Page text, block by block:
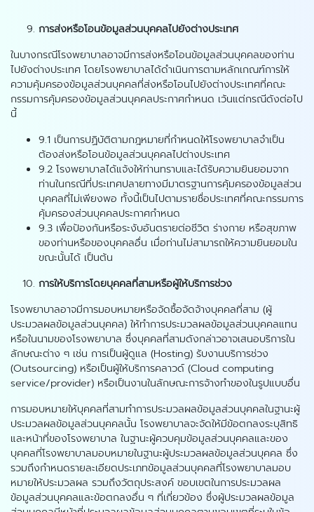
การส่งหรือโอนข้อมูลส่วนบุคคลไปยังต่างประเทศ
ในบางกรณีโรงพยาบาลอาจมีการส่งหรือโอนข้อมูลส่วนบุคคลของท่าน
ไปยังต่างประเทศ โดยโรงพยาบาลได้ดำเนินการตามหลักเกณฑ์การให้
ความคุ้มครองข้อมูลส่วนบุคคลที่ส่งหรือโอนไปยังต่างประเทศที่คณะ
กรรมการคุ้มครองข้อมูลส่วนบุคคลประกาศกำหนด เว้นแต่กรณีดังต่อไป
นี้
9.1 เป็นการปฏิบัติตามกฎหมายที่กำหนดให้โรงพยาบาลจำเป็น
ต้องส่งหรือโอนข้อมูลส่วนบุคคลไปต่างประเทศ
9.2 โรงพยาบาลได้แจ้งให้ท่านทราบและได้รับความยินยอมจาก
ท่านในกรณีที่ประเทศปลายทางมีมาตรฐานการคุ้มครองข้อมูลส่วน
บุคคลที่ไม่เพียงพอ ทั้งนี้เป็นไปตามรายชื่อประเทศที่คณะกรรมการ
คุ้มครองส่วนบุคคลประกาศกำหนด
9.3 เพื่อป้องกันหรือระงับอันตรายต่อชีวิต ร่างกาย หรือสุขภาพ
ของท่านหรือของบุคคลอื่น เมื่อท่านไม่สามารถให้ความยินยอมใน
ขณะนั้นได้ เป็นต้น
การให้บริการโดยบุคคลที่สามหรือผู้ให้บริการช่วง
โรงพยาบาลอาจมีการมอบหมายหรือจัดซื้อจัดจ้างบุคคลที่สาม (ผู้
ประมวลผลข้อมูลส่วนบุคคล) ให้ทำการประมวลผลข้อมูลส่วนบุคคลแทน
หรือในนามของโรงพยาบาล ซึ่งบุคคลที่สามดังกล่าวอาจเสนอบริการใน
ลักษณะต่าง ๆ เช่น การเป็นผู้ดูแล (Hosting) รับงานบริการช่วง
(Outsourcing) หรือเป็นผู้ให้บริการคลาวด์ (Cloud computing
service/provider) หรือเป็นงานในลักษณะการจ้างทำของในรูปแบบอื่น
การมอบหมายให้บุคคลที่สามทำการประมวลผลข้อมูลส่วนบุคคลในฐานะผู้
ประมวลผลข้อมูลส่วนบุคคลนั้น โรงพยาบาลจะจัดให้มีข้อตกลงระบุสิทธิ
และหน้าที่ของโรงพยาบาล ในฐานะผู้ควบคุมข้อมูลส่วนบุคคลและของ
บุคคลที่โรงพยาบาลมอบหมายในฐานะผู้ประมวลผลข้อมูลส่วนบุคคล ซึ่ง
รวมถึงกำหนดรายละเอียดประเภทข้อมูลส่วนบุคคลที่โรงพยาบาลมอบ
หมายให้ประมวลผล รวมถึงวัตถุประสงค์ ขอบเขตในการประมวลผล
ข้อมูลส่วนบุคคลและข้อตกลงอื่น ๆ ที่เกี่ยวข้อง ซึ่งผู้ประมวลผลข้อมูล